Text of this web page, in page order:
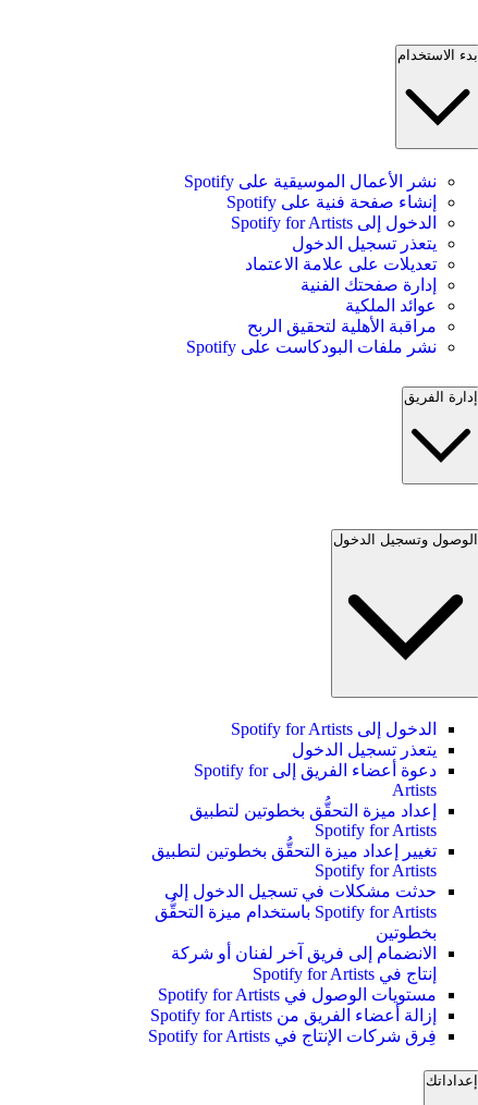
بدء الاستخدام
نشر الأعمال الموسيقية على Spotify
إنشاء صفحة فنية على Spotify
الدخول إلى Spotify for Artists
يتعذر تسجيل الدخول
تعديلات على علامة الاعتماد
إدارة صفحتك الفنية
عوائد الملكية
مراقبة الأهلية لتحقيق الربح
نشر ملفات البودكاست على Spotify
إدارة الفريق
الوصول وتسجيل الدخول
الدخول إلى Spotify for Artists
يتعذر تسجيل الدخول
دعوة أعضاء الفريق إلى Spotify for
Artists
إعداد ميزة التحقُّق بخطوتين لتطبيق
Spotify for Artists
تغيير إعداد ميزة التحقُّق بخطوتين لتطبيق
Spotify for Artists
حدثت مشكلات في تسجيل الدخول إلى
Spotify for Artists باستخدام ميزة التحقُّق
بخطوتين
الانضمام إلى فريق آخر لفنان أو شركة
إنتاج في Spotify for Artists
مستويات الوصول في Spotify for Artists
إزالة أعضاء الفريق من Spotify for Artists
فِرق شركات الإنتاج في Spotify for Artists
إعداداتك